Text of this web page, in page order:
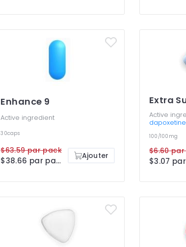
Enhance 9
Active ingredient
30caps
$63.59 par pack
$38.66 par pack Ajouter
Extra
Active
dapoxetine
100/100mg
$6.60
$3.07